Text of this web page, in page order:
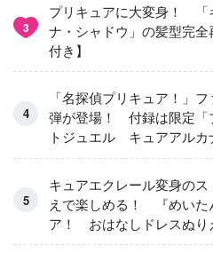
3
プリキュアに大変身！ 「
ナ・シャドウ」の髪型完全
付き】
「名探偵プリキュア！」
弾が登場！ 付録は限定「
トジュエル キュアアルカ
アイスver.」 キュアエク
キュアエクレール変身のス
えで楽しめる！ 『めいた
ア！ おはなしドレスぬり